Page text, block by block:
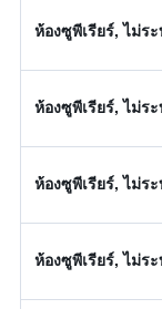
ห้องซูพีเรียร์, ไม่ร
ห้องซูพีเรียร์, ไม่ร
ห้องซูพีเรียร์, ไม่ร
ห้องซูพีเรียร์, ไม่ร